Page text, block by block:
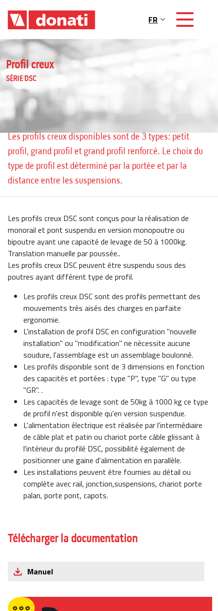
FR
Main navigation
Profil creux
SÉRIE DSC
Les profils creux disponibles sont de 3 types: petit
profil, grand profil et grand profil renforcé. Le choix du
type de profil est déterminé par la portée et par la
distance entre les suspensions.
Les profils creux DSC sont conçus pour la réalisation de
monorail et pont suspendu en version monopoutre ou
bipoutre ayant une capacité de levage de 50 à 1000kg.
Translation manuelle par poussée..
Les profils creux DSC peuvent être suspendu sous des
poutres ayant différent type de profil.
Les profils creux DSC sont des profils permettant des
mouvements très aisés des charges en parfaite
ergonomie.
L'installation de profil DSC en configuration "nouvelle
installation" ou "modification" ne nécessite aucune
soudure, l'assemblage est un assemblage boulonné.
Les profils disponible sont de 3 dimensions en fonction
des capacités et portées : type "P", type "G" ou type
"GR". .
Les capacités de levage sont de 50kg à 1000 kg ce type
de profil n'est disponible qu'en version suspendue.
L'alimentation électrique est réalisée par l'intermédiaire
de câble plat et patin ou chariot porte câble glissant à
l'intérieur du profilé DSC, possibilité également de
positionner une gaine d'alimentation en parallèle.
Les installations peuvent être fournies au détail ou
complète avec rail, jonction,suspensions, chariot porte
palan, porte pont, capots.
Télécharger la documentation
Manuel